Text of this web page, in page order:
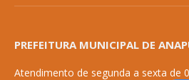
PREFEITURA MUNICIPAL DE
Atendimento de segunda a sexta de